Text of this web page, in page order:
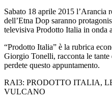
Sabato 18 aprile 2015 l’Arancia
dell’Etna Dop saranno
televisiva Prodotto Italia in onda
“Prodotto Italia” è la rubrica
Giorgio Tonelli, racconta le tante
perdete questo appuntamento.
RAI3: PRODOTTO ITALIA,
VULCANO